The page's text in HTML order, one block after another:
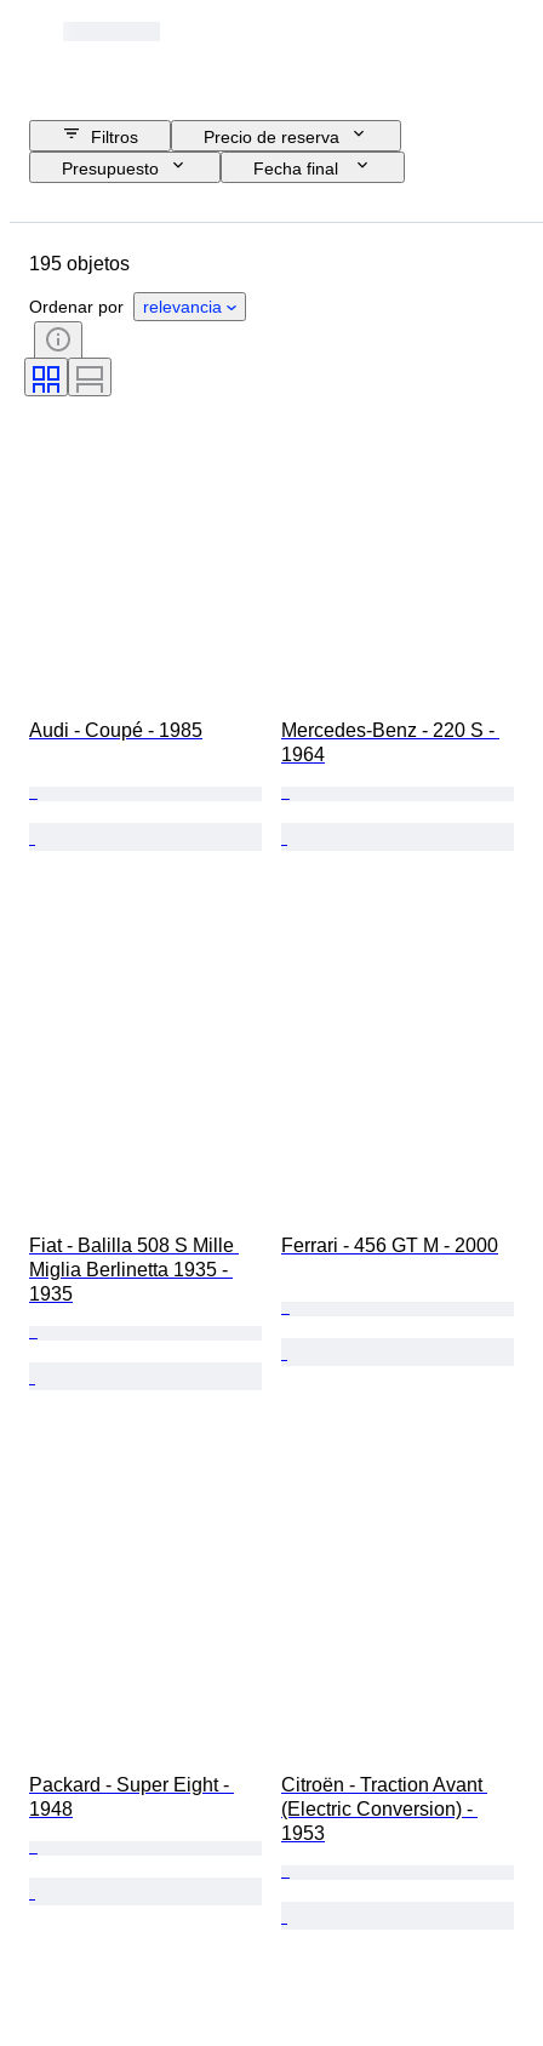
Filtros
Precio de reserva
Presupuesto
Fecha final
Accesorios
Tipo de combustible
CoC (Certificado de Conformidad)
Estado (mecánica)
Estado (chasis y bajos)
195 objetos
Ordenar por relevancia
Audi - Coupé - 1985
Mercedes-Benz - 220 S -
1964
Fiat - Balilla 508 S Mille
Miglia Berlinetta 1935 -
1935
Ferrari - 456 GT M - 2000
Packard - Super Eight -
1948
Citroën - Traction Avant
(Electric Conversion) -
1953